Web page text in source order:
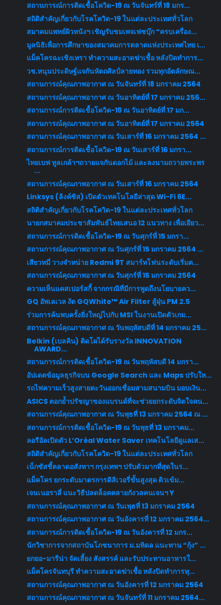
สถานการณ์การติดเชื้อโควิด-19 ณ วันจันทร์ที่ 18 มกร...
สถิติสำคัญเกี่ยวกับโรคโควิด-19 ในแต่ละประเทศทั่วโลก
สมาคมแพทย์ผิวหนังฯ เชิญรับชมเพจเฟซบุ๊ก “ครบเครื่อง...
มูลนิธิเพื่อการศึกษาของสมาคมการตลาดแห่งประเทศไทย เ...
แม็คโครฉะเชิงเทรา ทำความสะอาดฆ่าเชื้อ หลังปิดทำการ...
วช.หนุนประดิษฐ์แจกันหัตถศิลป์ลายทอง รวมทุกอัตลักษณ...
สถานการณ์คุณภาพอากาศ ณ วันจันทร์ที่ 18 มกราคม 2564
สถานการณ์คุณภาพอากาศ ณ วันอาทิตย์ที่ 17 มกราคม 256...
สถานการณ์การติดเชื้อโควิด-19 ณ วันอาทิตย์ที่ 17 มก...
สถานการณ์คุณภาพอากาศ ณ วันอาทิตย์ที่ 17 มกราคม 2564
สถานการณ์คุณภาพอากาศ ณ วันเสาร์ที่ 16 มกราคม 2564 ...
สถานการณ์การติดเชื้อโควิด-19 ณ วันเสาร์ที่ 16 มกรา...
ไทยเบฟ ทูลเกล้าฯถวายแจกันดอกไม้ และลงนามถวายพระพร
...
สถานการณ์คุณภาพอากาศ ณ วันเสาร์ที่ 16 มกราคม 2564
Linksys (ลิงค์ซิส) เปิดตัวเทคโนโลยีล่าสุด Wi-Fi 6E...
สถิติสำคัญเกี่ยวกับโรคโควิด-19 ในแต่ละประเทศทั่วโลก
นายกสมาคมประชาสัมพันธ์ไทยเสนอ 12 แนวทาง เพื่อเยียว...
สถานการณ์การติดเชื้อโควิด-19 ณ วันศุกร์ที่ 15 มกรา...
สถานการณ์คุณภาพอากาศ ณ วันศุกร์ที่ 15 มกราคม 2564 ...
เสียวหมี่ วางจำหน่าย Redmi 9T สมาร์ทโฟนระดับเริ่มต...
สถานการณ์คุณภาพอากาศ ณ วันศุกร์ที่ 15 มกราคม 2564
ความเห็นแคสเปอร์สกี้ จากกรณีที่มีการพูดถึงนโยบายคว...
GQ อัพเลเวล งัด GQWhite™ Air Filter สู้ฝุ่น PM 2.5
ร่วมการค้นพบครั้งยิ่งใหญ่ไปกับ MSI ในงานเปิดตัวเกม...
สถานการณ์คุณภาพอากาศ ณ วันพฤหัสบดีที่ 14 มกราคม 25...
Belkin (เบลคิน) ติดโผได้รับรางวัล INNOVATION
AWARD...
สถานการณ์การติดเชื้อโควิด-19 ณ วันพฤหัสบดี 14 มกรา...
อัปเดตข้อมูลธุรกิจบน Google Search และ Maps ปรับให...
รถไฟความเร็วสูงสายตะวันออกเชื่อมสามสนามบิน มอบเงิน...
ASICS ตอกย้ำปรัชญาของแบรนด์ที่จะช่วยยกระดับจิตใจคน...
สถานการณ์คุณภาพอากาศ ณ วันพุธที่ 13 มกราคม 2564 ณ ...
สถานการณ์การติดเชื้อโควิด-19 ณ วันพุธที่ 13 มกราคม...
ลอรีอัลเปิดตัว L’Oréal Water Saver เทคโนโลยีดูแลเส...
สถิติสำคัญเกี่ยวกับโรคโควิด-19 ในแต่ละประเทศทั่วโลก
เน็กซัสชี้ตลาดอสังหาฯ กรุงเทพฯ ปรับตัวมากที่สุดในร...
แม็คโคร ยกระดับมาตรการดิลิเวอรี่ขั้นสูงสุด ติวเข้ม...
เจนเนอราลี่ แนะวิธีปลดล็อคคลายกังวลคนเจนฯ Y
สถานการณ์คุณภาพอากาศ ณ วันเพุธที่ 13 มกราคม 2564
สถานการณ์คุณภาพอากาศ ณ วันอังคารที่ 12 มกราคม 2564...
สถานการณ์การติดเชื้อโควิด-19 ณ วันอังคารที่ 12 มกร...
นักวิชาการจากสถาบันโภชนาการ ม.มหิดล แนะทาน “กุ้ง” ...
ยกยอ-มารีน่า จัดเลี้ยง สังสรรค์ และรับประทานอาหารใ...
แม็คโครจันทบุรี ทำความสะอาดฆ่าเชื้อ หลังปิดทำการทุ...
สถานการณ์คุณภาพอากาศ ณ วันอังคารที่ 12 มกราคม 2564
สถานการณ์คุณภาพอากาศ ณ วันจันทร์ที่ 11 มกราคม 2564...